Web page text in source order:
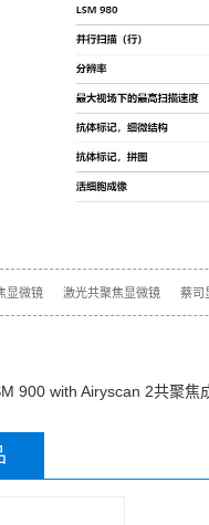
显微镜 激光共聚焦显微镜 蔡司
900 with Airyscan 2共聚焦